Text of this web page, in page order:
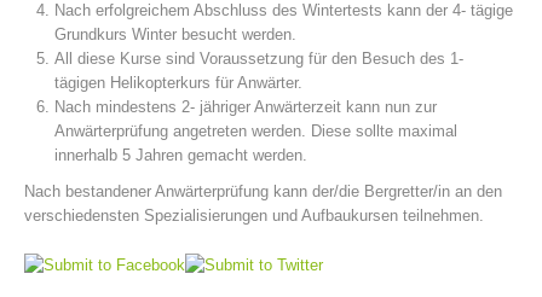
Nach erfolgreichem Abschluss des Wintertests kann der 4- tägige
Grundkurs Winter besucht werden.
All diese Kurse sind Voraussetzung für den Besuch des 1-
tägigen Helikopterkurs für Anwärter.
Nach mindestens 2- jähriger Anwärterzeit kann nun zur
Anwärterprüfung angetreten werden. Diese sollte maximal
innerhalb 5 Jahren gemacht werden.
Nach bestandener Anwärterprüfung kann der/die Bergretter/in an den
verschiedensten Spezialisierungen und Aufbaukursen teilnehmen.